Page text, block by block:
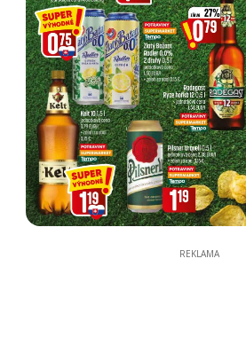
REKLAMA